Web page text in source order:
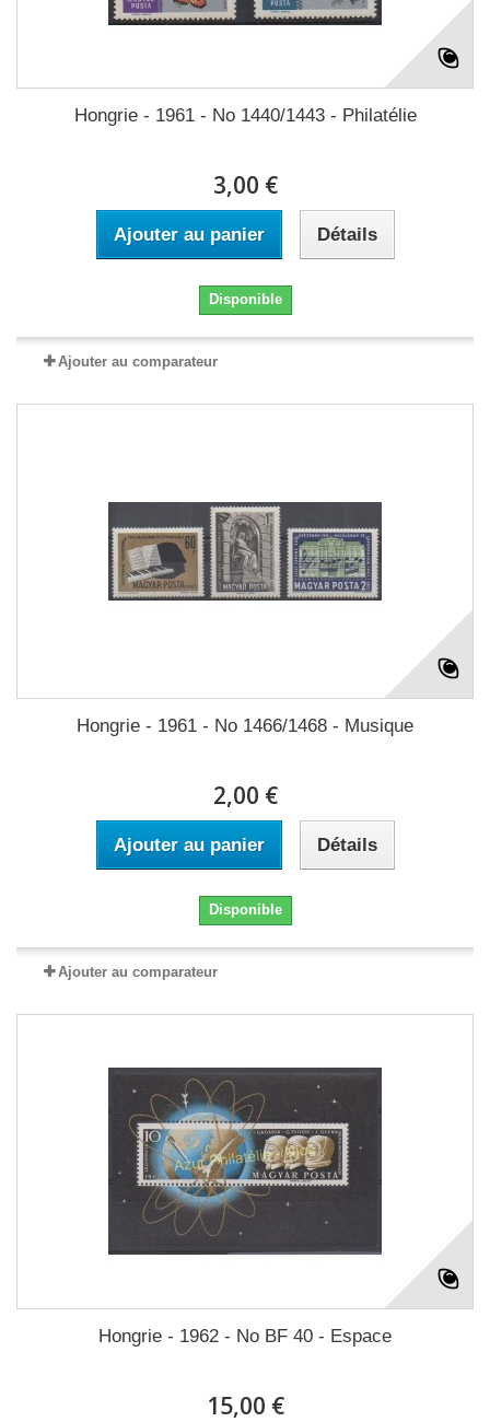
Hongrie - 1961 - No 1440/1443 - Philatélie
3,00 €
Ajouter au panier Détails
Disponible
Ajouter au comparateur
Hongrie - 1961 - No 1466/1468 - Musique
2,00 €
Ajouter au panier Détails
Disponible
Ajouter au comparateur
Hongrie - 1962 - No BF 40 - Espace
15,00 €